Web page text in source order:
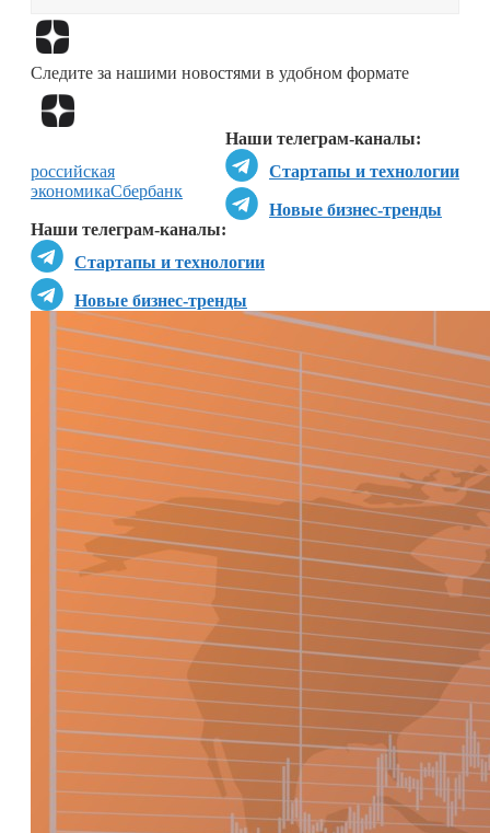
Следите за нашими новостями в удобном формате
Наши телеграм-каналы:
Стартапы и технологии
Новые бизнес-тренды
Наши телеграм-каналы:
Стартапы и технологии
Новые бизнес-тренды
российская
экономикаСбербанк